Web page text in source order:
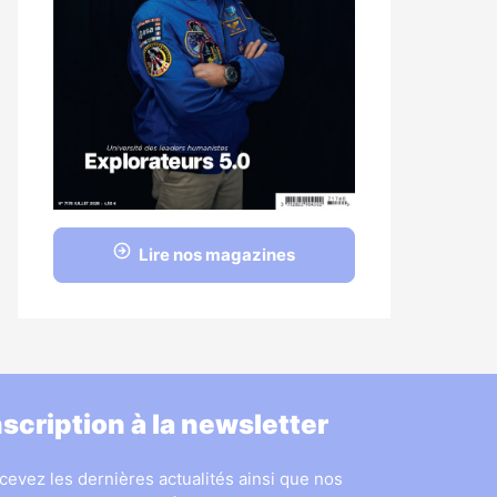
Lire nos magazines
à la newsletter
les dernières actualités ainsi que nos